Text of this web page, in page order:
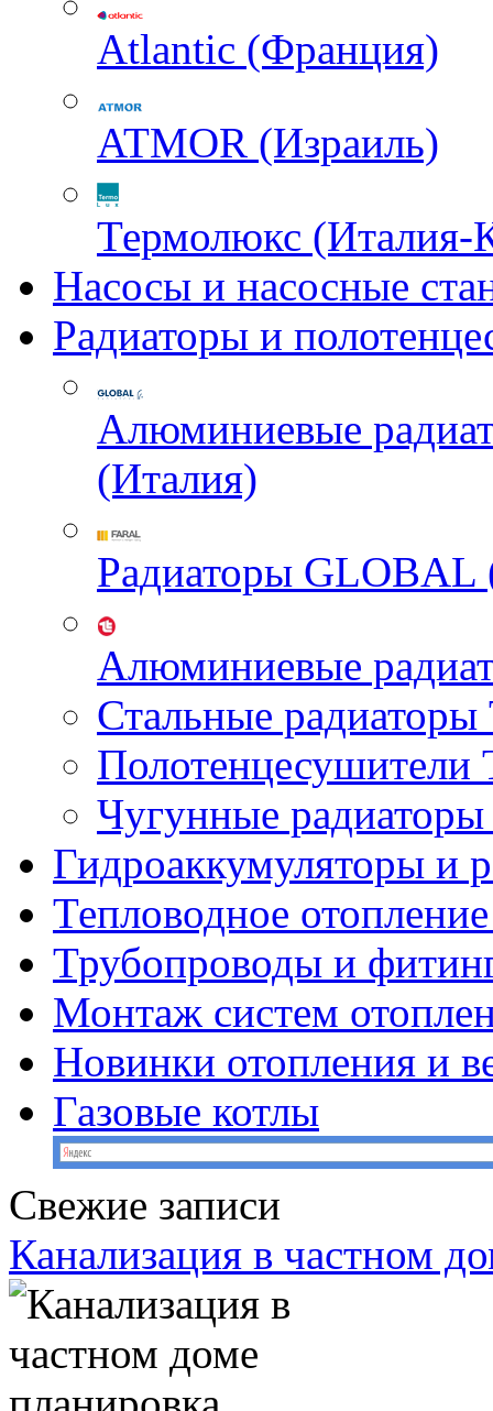
Atlantic (Франция)
ATMOR (Израиль)
Термолюкс (Италия-
Насосы и насосные
Радиаторы и
Алюминиевые
(Италия)
Радиаторы GLOBAL
Алюминиевые
Стальные
Чугунные
Гидроаккумуляторы и
Тепловодное
Трубопроводы и
Монтаж систем
Новинки отопления и
Газовые котлы
Свежие записи
Канализация в частном